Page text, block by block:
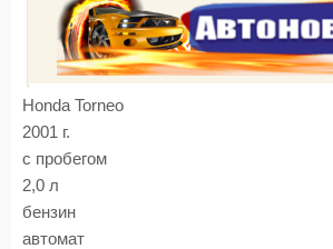
Honda Torneo
2001 г.
с пробегом
2,0 л
бензин
автомат